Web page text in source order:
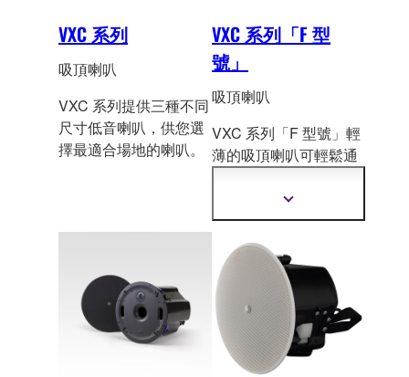
VXC 系列
吸頂喇叭
VXC 系列提供三種不同
尺寸低音喇叭，供您選
擇最適合場地的喇叭。
VXC 系列「F 型
號」
吸頂喇叭
VXC 系列「F 型號」輕
薄的吸頂喇叭可輕鬆通
到最優質的音效表現。
顯
示
資
訊